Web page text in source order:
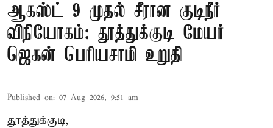
ஆகஸ்ட் 9 முதல் சீரான குடிநீர்
விநியோகம்: தூத்துக்குடி மேயர்
ஜெகன் பெரியசாமி உறுதி
Published on: 07 Aug 2026, 9:51 am
தூத்துக்குடி,